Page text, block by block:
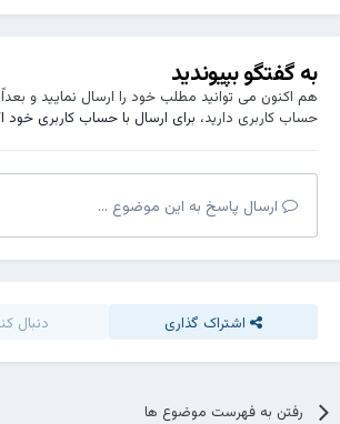
به گفتگو بپیوندید
هم اکنون می توانید مطلب خود را ارسال نمایید و بعداً
حساب کاربری دارید، برای ارسال با حساب کاربری خود
ارسال پاسخ به این موضوع ...
اشتراک گذاری دنبال
رفتن به فهرست موضوع ها